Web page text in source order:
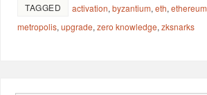
TAGGED activation,byzantium,eth,ethereum
metropolis,upgrade,zero knowledge,zksnarks